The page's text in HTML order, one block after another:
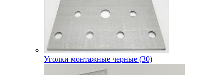
Уголки монтажные черные (30)